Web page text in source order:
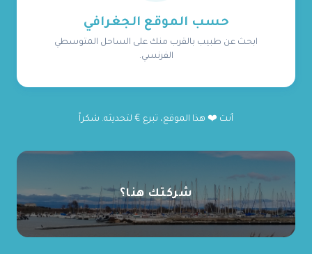
حسب الموقع الجغرافي
ابحث عن طبيب بالقرب منك على الساحل المتوسطي
الفرنسي.
أنت ❤️ هذا الموقع، تبرع € لتحديثه. شكراً
شركتك هنا؟